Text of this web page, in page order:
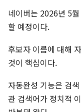
네이버는 2026년 5
할 예정이다.
후보자 이름에 대해
것이 핵심이다.
자동완성 기능은 검
관 검색어가 정치적